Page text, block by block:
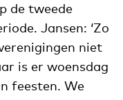
de tweede
Jansen: ‘Zo
niet
is er woensdag
feesten. We